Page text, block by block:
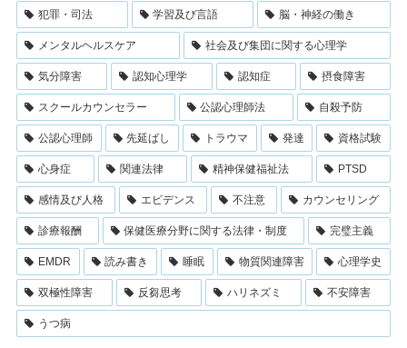
犯罪・司法 学習及び言語 脳・神経の働き
メンタルヘルスケア 社会及び集団に関する心理学
気分障害 認知心理学 認知症 摂食障害
スクールカウンセラー 公認心理師法 自殺予防
公認心理師 先延ばし トラウマ 発達 資格試験
心身症 関連法律 精神保健福祉法 PTSD
感情及び人格 エビデンス 不注意 カウンセリング
診療報酬 保健医療分野に関する法律・制度 完璧主義
EMDR 読み書き 睡眠 物質関連障害 心理学史
双極性障害 反芻思考 ハリネズミ 不安障害
うつ病